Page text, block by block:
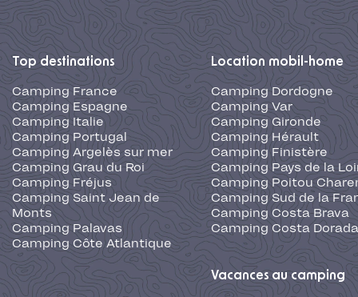
Top destinations
Camping France
Camping Espagne
Camping Italie
Camping Portugal
Camping Argelès sur mer
Camping Grau du Roi
Camping Fréjus
Camping Saint Jean de
Monts
Camping Palavas
Camping Côte Atlantique
Location mobil-home
Camping Dordogne
Camping Var
Camping Gironde
Camping Hérault
Camping Finistère
Camping Pays de la
Camping Poitou
Camping Sud de la
Camping Costa Brava
Camping Costa Dorada
Vacances au camping